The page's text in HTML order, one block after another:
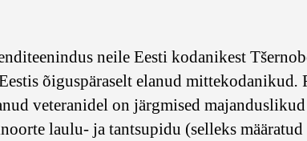
neile Eesti kodanikest
õiguspäraselt elanud mittekodanikud.
veteranidel on järgmised
laulu- ja tantsupidu (selleks määratud